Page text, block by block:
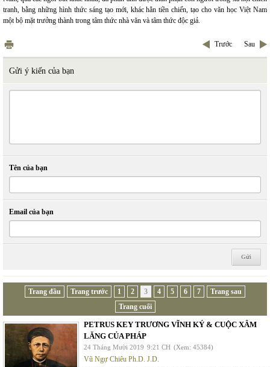
tranh, bằng những hình thức sáng tạo mới, khác hẳn tiền chiến, tạo cho văn học Việt Nam
một bộ mặt trưởng thành trong tâm thức nhà văn và tâm thức độc giả.
Trước Sau
Gửi ý kiến của bạn
Tên của bạn
Email của bạn
Trang đầu Trang trước 1 2 3 4 5 6 7
Trang sau
Trang cuối
PETRUS KEY TRƯƠNG VĨNH KÝ & CUỘC XÂM
LĂNG CỦA PHÁP
24 Tháng Mười 2019 9:21 CH (Xem: 45384)
Vũ Ngự Chiêu Ph.D. J.D.